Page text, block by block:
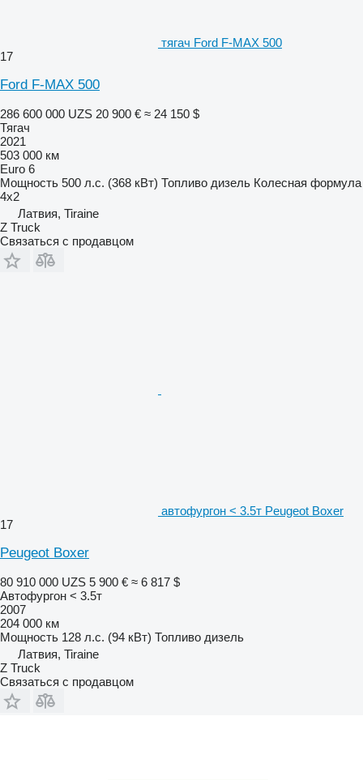
тягач Ford F-MAX 500
17
Ford F-MAX 500
286 600 000 UZS 20 900 € ≈ 24 150 $
Тягач
2021
503 000 км
Euro 6
Мощность 500 л.с. (368 кВт) Топливо дизель Колесная формула
4x2
Латвия, Tiraine
Z Truck
Связаться с продавцом
автофургон < 3.5т Peugeot Boxer
17
Peugeot Boxer
80 910 000 UZS 5 900 € ≈ 6 817 $
Автофургон < 3.5т
2007
204 000 км
Мощность 128 л.с. (94 кВт) Топливо дизель
Латвия, Tiraine
Z Truck
Связаться с продавцом